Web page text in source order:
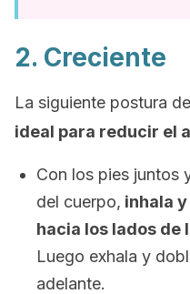
2. Creciente
La siguiente postura
ideal para reducir el
Con los pies juntos
del cuerpo, inhala
hacia los lados de
Luego exhala y
adelante.